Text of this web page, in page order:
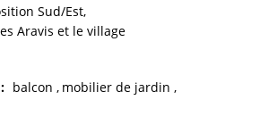
Sud/Est
Aravis et le village
: balcon
mobilier de jardin